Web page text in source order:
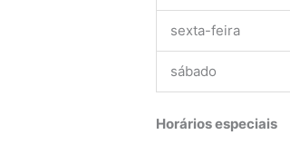
sexta-feira
sábado
Horários especiais